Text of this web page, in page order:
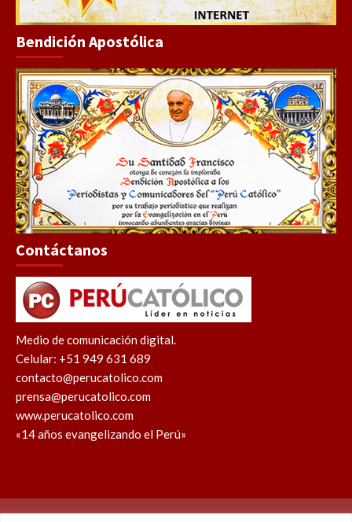
Bendición Apostólica
Contáctanos
Medio de comunicación digital.
Celular: +51 949 631 689
contacto@perucatolico.com
prensa@perucatolico.com
www.perucatolico.com
«14 años evangelizando el Perú»